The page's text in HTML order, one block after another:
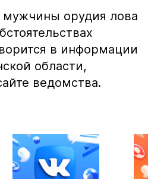
мужчины орудия лова
в информации
области,
ведомства.